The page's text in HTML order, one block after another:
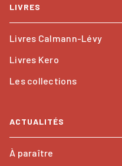
LIVRES
Livres Calmann-Lévy
Livres Kero
Les collections
ACTUALITÉS
À paraître